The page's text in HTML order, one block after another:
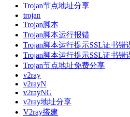
Trojan节点地址分享
trojan
Trojan脚本
Trojan脚本运行报错
Trojan脚本运行提示SSL证书错
Trojan脚本运行提示SSL证书错
Trojan节点地址免费分享
v2ray
v2rayN
v2rayNG
v2ray地址分享
V2ray搭建